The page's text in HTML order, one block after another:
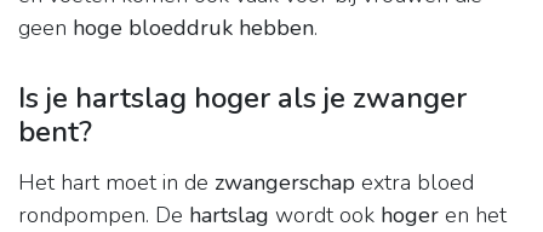
geen hoge bloeddruk hebben.
Is je hartslag hoger als je zwanger
bent?
Het hart moet in de zwangerschap extra bloed
rondpompen. De hartslag wordt ook hoger en het